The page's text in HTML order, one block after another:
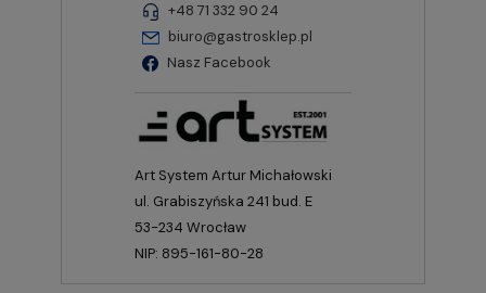
+48 71 332 90 24
biuro@gastrosklep.pl
Nasz Facebook
Art System Artur Michałowski
ul. Grabiszyńska 241 bud. E
53-234 Wrocław
NIP: 895-161-80-28